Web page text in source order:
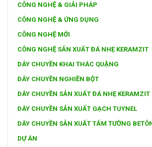
CÔNG NGHỆ & GIẢI PHÁP
CÔNG NGHỆ & ỨNG DỤNG
CÔNG NGHỆ MỚI
CÔNG NGHỆ SẢN XUẤT ĐÁ NHẸ KERAMZIT
DÂY CHUYỀN KHAI THÁC QUẶNG
DÂY CHUYỀN NGHIỀN BỘT
DÂY CHUYỀN SẢN XUẤT ĐÁ NHẸ KERAMZIT
DÂY CHUYỀN SẢN XUẤT GẠCH TUYNEL
DÂY CHUYỀN SẢN XUẤT TẤM TƯỜNG
DỰ ÁN